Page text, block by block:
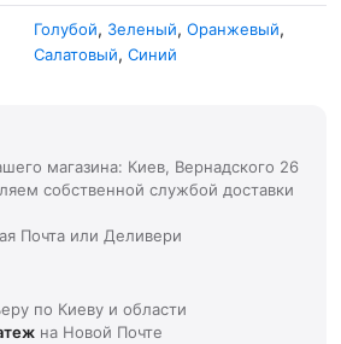
Голубой, Зеленый, Оранжевый,
Салатовый, Синий
магазина: Киев, Вернадского 26
собственной службой доставки
Почта или Деливери
по Киеву и области
на Новой Почте